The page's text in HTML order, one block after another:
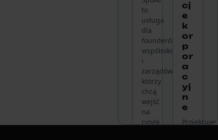
to
usługa
dla
founderów,
wspólników
i
zarządów,
którzy
chcą
wejść
na
rynek
cj
e
k
or
p
or
a
c
yj
n
e